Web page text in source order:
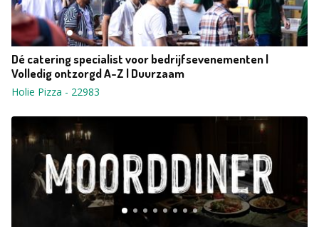
Dé catering specialist voor bedrijfsevenementen |
Volledig ontzorgd A-Z | Duurzaam
Holie Pizza - 22983